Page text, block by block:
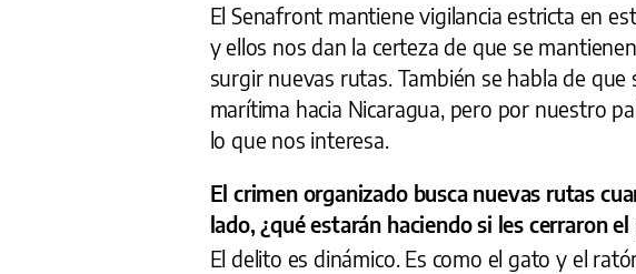
El Senafront mantiene vigilancia estricta en
y ellos nos dan la certeza de que se
surgir nuevas rutas. También se habla de
marítima hacia Nicaragua, pero por nuestro
lo que nos interesa.
El crimen organizado busca nuevas rutas
lado, ¿qué estarán haciendo si les cerraron
El delito es dinámico. Es como el gato y el